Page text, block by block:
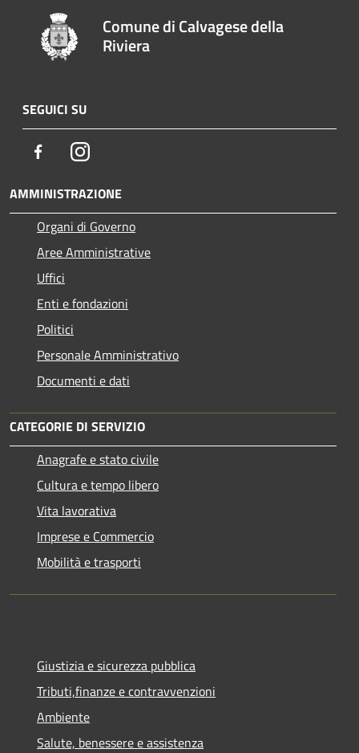
Comune di Calvagese della
Riviera
SEGUICI SU
FacebookInstagram
AMMINISTRAZIONE
Organi di Governo
Aree Amministrative
Uffici
Enti e fondazioni
Politici
Personale Amministrativo
Documenti e dati
CATEGORIE DI SERVIZIO
Anagrafe e stato civile
Cultura e tempo libero
Vita lavorativa
Imprese e Commercio
Mobilità e trasporti
Giustizia e sicurezza pubblica
Tributi,finanze e contravvenzioni
Ambiente
Salute, benessere e assistenza